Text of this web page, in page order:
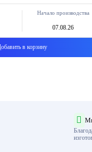
Начало производства
07.08.26
в корзину